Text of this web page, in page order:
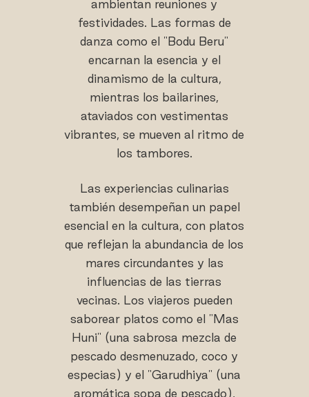
ambientan reuniones y
festividades. Las formas de
danza como el "Bodu Beru"
encarnan la esencia y el
dinamismo de la cultura,
mientras los bailarines,
ataviados con vestimentas
vibrantes, se mueven al ritmo de
los tambores.
Las experiencias culinarias
también desempeñan un papel
esencial en la cultura, con platos
que reflejan la abundancia de los
mares circundantes y las
influencias de las tierras
vecinas. Los viajeros pueden
saborear platos como el "Mas
Huni" (una sabrosa mezcla de
pescado desmenuzado, coco y
especias) y el "Garudhiya" (una
aromática sopa de pescado),